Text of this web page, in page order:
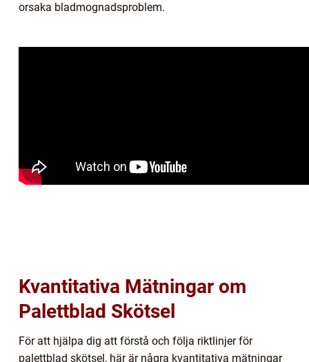
orsaka bladmognadsproblem.
Kvantitativa Mätningar om
Palettblad Skötsel
För att hjälpa dig att förstå och följa riktlinjer för
palettblad skötsel, här är några kvantitativa mätningar